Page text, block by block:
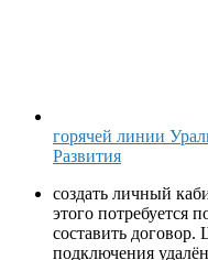
горячей линии
Развития
создать личный
этого потребуется
составить договор.
подключения